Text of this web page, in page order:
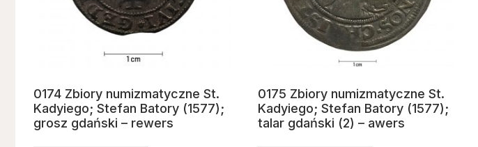
0174 Zbiory numizmatyczne St.
Kadyiego; Stefan Batory (1577);
grosz gdański – rewers
0175 Zbiory numizmatyczne St.
Kadyiego; Stefan Batory (1577);
talar gdański (2) – awers